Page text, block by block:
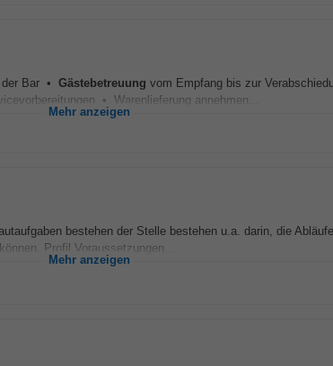
Bar • Gästebetreuung vom Empfang bis zur
• Warenlieferung annehmen...
Mehr anzeigen
bestehen der Stelle bestehen u.a. darin, die
Profil Voraussetzungen...
Mehr anzeigen